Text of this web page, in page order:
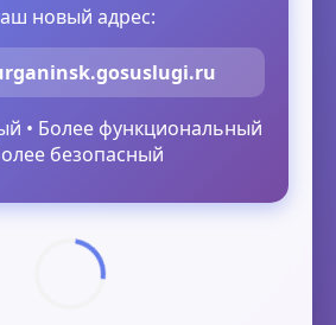
новый адрес:
• Более функциональный
безопасный